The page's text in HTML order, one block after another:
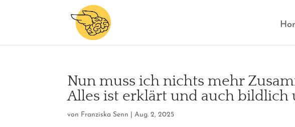
Nun muss ich nichts mehr
Alles ist erklärt und auch bildlich
von Franziska Senn |Aug. 2, 2025